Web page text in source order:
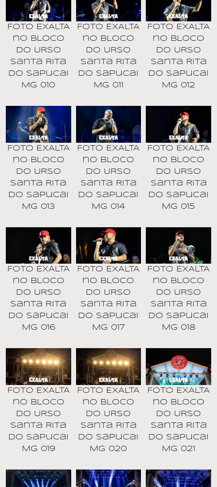
Foto EXALTA
no BLOCO
DO URSO
Santa Rita
do Sapucai
MG 010
Foto EXALTA
no BLOCO
DO URSO
Santa Rita
do Sapucai
MG 011
Foto EXALTA
no BLOCO
DO URSO
Santa Rita
do Sapucai
MG 012
Foto EXALTA
no BLOCO
DO URSO
Santa Rita
do Sapucai
MG 013
Foto EXALTA
no BLOCO
DO URSO
Santa Rita
do Sapucai
MG 014
Foto EXALTA
no BLOCO
DO URSO
Santa Rita
do Sapucai
MG 015
Foto EXALTA
no BLOCO
DO URSO
Santa Rita
do Sapucai
MG 016
Foto EXALTA
no BLOCO
DO URSO
Santa Rita
do Sapucai
MG 017
Foto EXALTA
no BLOCO
DO URSO
Santa Rita
do Sapucai
MG 018
Foto EXALTA
no BLOCO
DO URSO
Santa Rita
do Sapucai
MG 019
Foto EXALTA
no BLOCO
DO URSO
Santa Rita
do Sapucai
MG 020
Foto EXALTA
no BLOCO
DO URSO
Santa Rita
do Sapucai
MG 021